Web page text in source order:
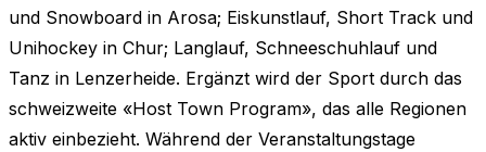
und Snowboard in Arosa; Eiskunstlauf, Short Track und
Unihockey in Chur; Langlauf, Schneeschuhlauf und
Tanz in Lenzerheide. Ergänzt wird der Sport durch das
schweizweite «Host Town Program», das alle Regionen
aktiv einbezieht. Während der Veranstaltungstage